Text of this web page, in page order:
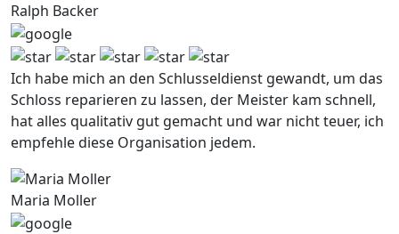
Ralph Backer
Ich habe mich an den Schlusseldienst gewandt, um das
Schloss reparieren zu lassen, der Meister kam schnell,
hat alles qualitativ gut gemacht und war nicht teuer, ich
empfehle diese Organisation jedem.
Maria Moller